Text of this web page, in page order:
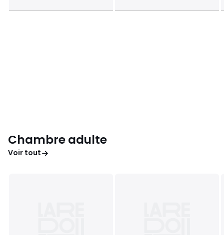
Chambre adulte
Voir tout